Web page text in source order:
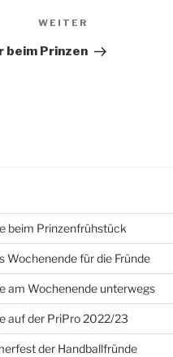
WEITER
beim Prinzen
beim Prinzenfrühstück
Wochenende für die Fründe
am Wochenende unterwegs
auf der PriPro 2022/23
der Handballfründe